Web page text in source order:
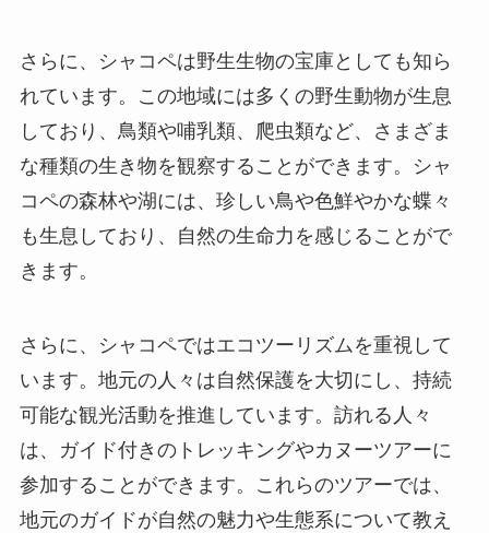
さらに、シャコペは野生生物の宝庫としても知ら
れています。この地域には多くの野生動物が生息
しており、鳥類や哺乳類、爬虫類など、さまざま
な種類の生き物を観察することができます。シャ
コペの森林や湖には、珍しい鳥や色鮮やかな蝶々
も生息しており、自然の生命力を感じることがで
きます。
さらに、シャコペではエコツーリズムを重視して
います。地元の人々は自然保護を大切にし、持続
可能な観光活動を推進しています。訪れる人々
は、ガイド付きのトレッキングやカヌーツアーに
参加することができます。これらのツアーでは、
地元のガイドが自然の魅力や生態系について教え